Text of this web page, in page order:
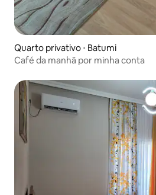
Quarto privativo ⋅ Batumi
Café da manhã por minha conta